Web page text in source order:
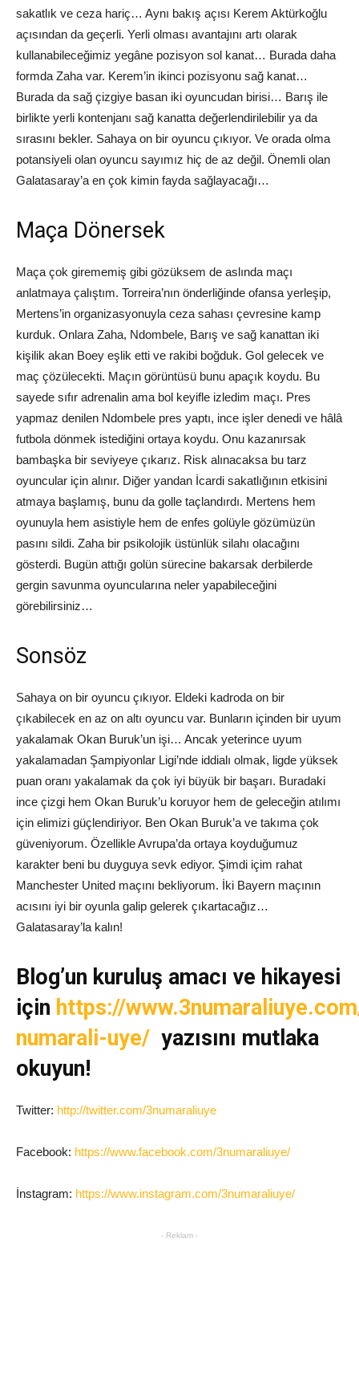
sakatlık ve ceza hariç… Aynı bakış açısı Kerem Aktürkoğlu
açısından da geçerli. Yerli olması avantajını artı olarak
kullanabileceğimiz yegâne pozisyon sol kanat… Burada daha
formda Zaha var. Kerem’in ikinci pozisyonu sağ kanat…
Burada da sağ çizgiye basan iki oyuncudan birisi… Barış ile
birlikte yerli kontenjanı sağ kanatta değerlendirilebilir ya da
sırasını bekler. Sahaya on bir oyuncu çıkıyor. Ve orada olma
potansiyeli olan oyuncu sayımız hiç de az değil. Önemli olan
Galatasaray’a en çok kimin fayda sağlayacağı…
Maça Dönersek
Maça çok girememiş gibi gözüksem de aslında maçı
anlatmaya çalıştım. Torreira’nın önderliğinde ofansa yerleşip,
Mertens’in organizasyonuyla ceza sahası çevresine kamp
kurduk. Onlara Zaha, Ndombele, Barış ve sağ kanattan iki
kişilik akan Boey eşlik etti ve rakibi boğduk. Gol gelecek ve
maç çözülecekti. Maçın görüntüsü bunu apaçık koydu. Bu
sayede sıfır adrenalin ama bol keyifle izledim maçı. Pres
yapmaz denilen Ndombele pres yaptı, ince işler denedi ve hâlâ
futbola dönmek istediğini ortaya koydu. Onu kazanırsak
bambaşka bir seviyeye çıkarız. Risk alınacaksa bu tarz
oyuncular için alınır. Diğer yandan İcardi sakatlığının etkisini
atmaya başlamış, bunu da golle taçlandırdı. Mertens hem
oyunuyla hem asistiyle hem de enfes golüyle gözümüzün
pasını sildi. Zaha bir psikolojik üstünlük silahı olacağını
gösterdi. Bugün attığı golün sürecine bakarsak derbilerde
gergin savunma oyuncularına neler yapabileceğini
görebilirsiniz…
Sonsöz
Sahaya on bir oyuncu çıkıyor. Eldeki kadroda on bir
çıkabilecek en az on altı oyuncu var. Bunların içinden bir uyum
yakalamak Okan Buruk’un işi… Ancak yeterince uyum
yakalamadan Şampiyonlar Ligi’nde iddialı olmak, ligde yüksek
puan oranı yakalamak da çok iyi büyük bir başarı. Buradaki
ince çizgi hem Okan Buruk’u koruyor hem de geleceğin atılımı
için elimizi güçlendiriyor. Ben Okan Buruk’a ve takıma çok
güveniyorum. Özellikle Avrupa’da ortaya koyduğumuz
karakter beni bu duyguya sevk ediyor. Şimdi içim rahat
Manchester United maçını bekliyorum. İki Bayern maçının
acısını iyi bir oyunla galip gelerek çıkartacağız…
Galatasaray’la kalın!
Blog’un kuruluş amacı ve hikayesi
için https://
numarali-uye/ yazısını mutlaka
okuyun!
Twitter: http://twitter.com/3numaraliuye
Facebook: https://www.facebook.com/3numaraliuye/
İnstagram: https://www.instagram.com/3numaraliuye/
- Reklam -